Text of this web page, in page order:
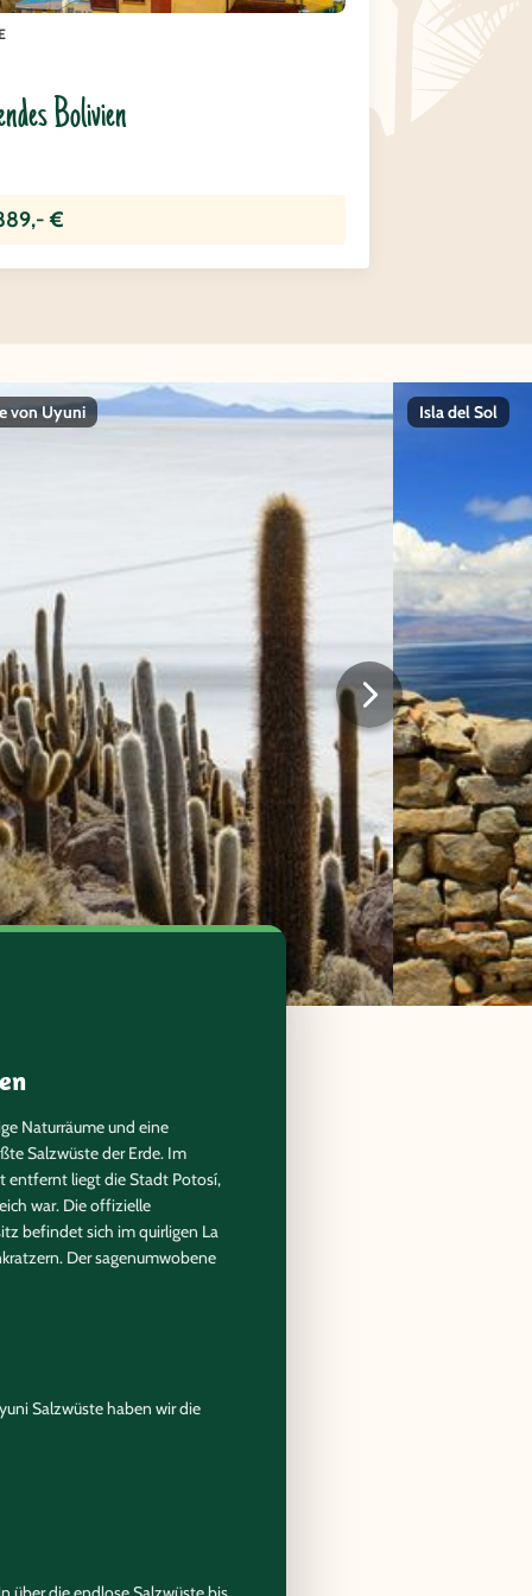
Bolivien
€
von Uyuni Isla del Sol
Naturräume und eine
Salzwüste der Erde. Im
entfernt liegt die Stadt Potosí,
war. Die offizielle
befindet sich im quirligen La
Der sagenumwobene
befindet sich auf
Land, viele Regionen und
auf das erhalten,
und ist somit höher
Salzwüste haben wir die